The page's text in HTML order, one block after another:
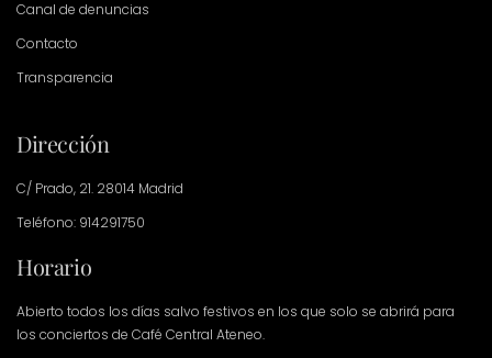
Canal de denuncias
Contacto
Transparencia
Dirección
C/ Prado, 21. 28014 Madrid
Teléfono: 914291750
Horario
Abierto todos los días salvo festivos en los que solo se abrirá para
los conciertos de Café Central Ateneo.